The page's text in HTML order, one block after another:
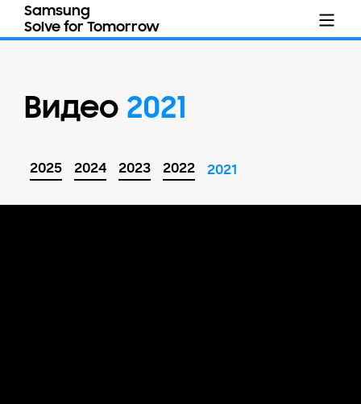
Samsung
Solve for Tomorrow
Видео 2021
2025 2024 2023 2022 2021